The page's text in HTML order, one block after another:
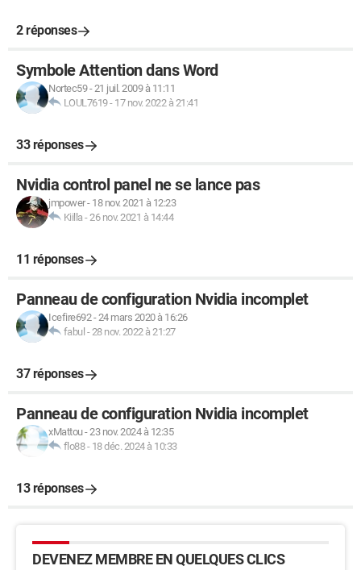
2 réponses
Symbole Attention dans Word
Nortec59-21 juil. 2009 à 11:11
LOUL7619- 17 nov. 2022 à 21:41
33 réponses
Nvidia control panel ne se lance pas
jmpower- 18 nov. 2021 à 12:23
Kiilla -26 nov. 2021 à 14:44
11 réponses
Panneau de configuration Nvidia incomplet
Icefire692-24 mars 2020 à 16:26
fabul -28 nov. 2022 à 21:27
37 réponses
Panneau de configuration Nvidia incomplet
xMattou-23 nov. 2024 à 12:35
flo88- 18 déc. 2024 à 10:33
13 réponses
DEVENEZ MEMBRE EN QUELQUES CLICS